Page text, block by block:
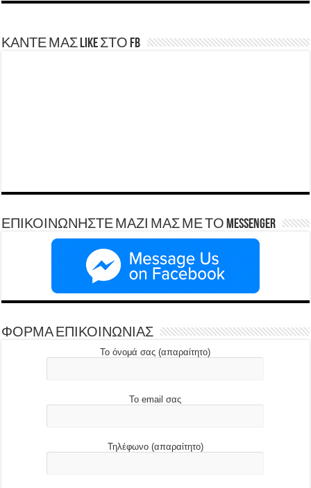
ΚΑΝΤΕ ΜΑΣ LIKE ΣΤΟ FB
ΕΠΙΚΟΙΝΩΝΗΣΤΕ ΜΑΖΙ ΜΑΣ ΜΕ ΤΟ Messenger
ΦΟΡΜΑ ΕΠΙΚΟΙΝΩΝΙΑΣ
Το όνομά σας (απαραίτητο)
Το email σας
Τηλέφωνο (απαραίτητο)